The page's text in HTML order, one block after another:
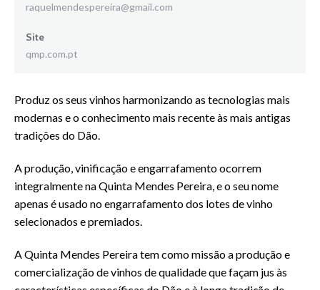
raquelmendespereira@gmail.com
Site
qmp.com.pt
Produz os seus vinhos harmonizando as tecnologias mais
modernas e o conhecimento mais recente às mais antigas
tradições do Dão.
A produção, vinificação e engarrafamento ocorrem
integralmente na Quinta Mendes Pereira, e o seu nome
apenas é usado no engarrafamento dos lotes de vinho
selecionados e premiados.
A Quinta Mendes Pereira tem como missão a produção e
comercialização de vinhos de qualidade que façam jus às